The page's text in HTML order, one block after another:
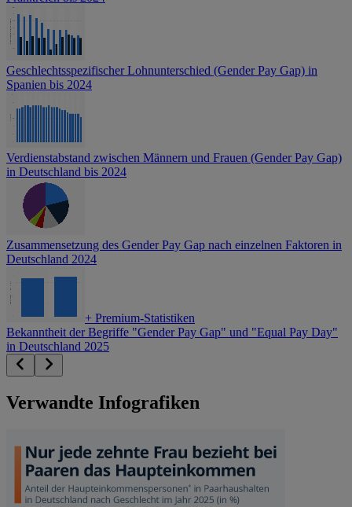
Geschlechtsspezifischer Lohnunterschied (Gender Pay Gap) in
Spanien bis 2024
Verdienstabstand zwischen Männern und Frauen (Gender Pay Gap)
in Deutschland bis 2024
Zusammensetzung des Gender Pay Gap nach einzelnen Faktoren in
Deutschland 2024
+ Premium-Statistiken
Bekanntheit der Begriffe "Gender Pay Gap" und "Equal Pay Day"
in Deutschland 2025
Verwandte Infografiken